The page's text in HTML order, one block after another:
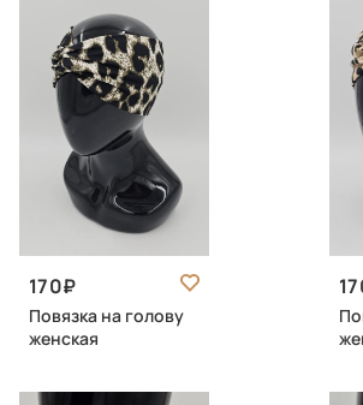
170
Повязка на голову
женская